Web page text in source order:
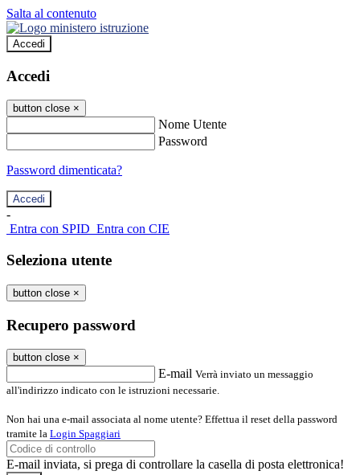
Salta al contenuto
Accedi
Accedi
button close ×
Nome Utente
Password
Password dimenticata?
-
Entra con SPID Entra con CIE
Seleziona utente
button close ×
Recupero password
button close ×
E-mail Verrà inviato un messaggio
all'indirizzo indicato con le istruzioni necessarie.
Non hai una e-mail associata al nome utente? Effettua il reset della password
tramite la Login Spaggiari
E-mail inviata, si prega di controllare la casella di posta elettronica!